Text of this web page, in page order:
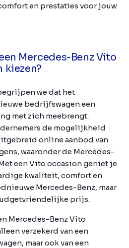
en prestaties voor jouw
Mercedes-Benz Vito
kiezen?
we dat het
bedrijfswagen een
met zich meebrengt.
de mogelijkheid
online aanbod van
waaronder de Mercedes-
een Vito occasion geniet je
kwaliteit, comfort en
Mercedes-Benz, maar
prijs.
Mercedes-Benz Vito
verzekerd van een
maar ook van een